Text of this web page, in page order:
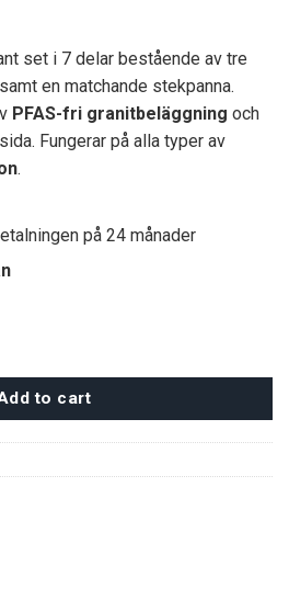
price
2400 kr.
set i 7 delar bestående av tre
en matchande stekpanna.
PFAS-fri granitbeläggning och
Fungerar på alla typer av
.
på 24 månader
quantity
to cart